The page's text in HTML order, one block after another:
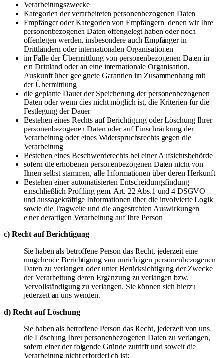
Verarbeitungszwecke
Kategorien der verarbeiteten personenbezogenen Daten
Empfänger oder Kategorien von Empfängern, denen wir Ihre
personenbezogenen Daten offengelegt haben oder noch
offenlegen werden, insbesondere auch Empfänger in
Drittländern oder internationalen Organisationen
im Falle der Übermittlung von personenbezogenen Daten in
ein Drittland oder an eine internationale Organisation,
Auskunft über geeignete Garantien im Zusammenhang mit
der Übermittlung
die geplante Dauer der Speicherung der personenbezogenen
Daten oder wenn dies nicht möglich ist, die Kriterien für die
Festlegung der Dauer
Bestehen eines Rechts auf Berichtigung oder Löschung Ihrer
personenbezogenen Daten oder auf Einschränkung der
Verarbeitung oder eines Widerspruchsrechts gegen die
Verarbeitung
Bestehen eines Beschwerderechts bei einer Aufsichtsbehörde
sofern die erhobenen personenbezogenen Daten nicht von
Ihnen selbst stammen, alle Informationen über deren Herkunft
Bestehen einer automatisierten Entscheidungsfindung
einschließlich Profiling gem. Art. 22 Abs.1 und 4 DSGVO
und aussagekräftige Informationen über die involvierte Logik
sowie die Tragweite und die angestrebten Auswirkungen
einer derartigen Verarbeitung auf Ihre Person
c) Recht auf Berichtigung
Sie haben als betroffene Person das Recht, jederzeit eine
umgehende Berichtigung von unrichtigen personenbezogenen
Daten zu verlangen oder unter Berücksichtigung der Zwecke
der Verarbeitung deren Ergänzung zu verlangen bzw.
Vervollständigung zu verlangen. Sie können sich hierzu
jederzeit an uns wenden.
d) Recht auf Löschung
Sie haben als betroffene Person das Recht, jederzeit von uns
die Löschung Ihrer personenbezogenen Daten zu verlangen,
sofern einer der folgende Gründe zutrifft und soweit die
Verarbeitung nicht erforderlich ist: